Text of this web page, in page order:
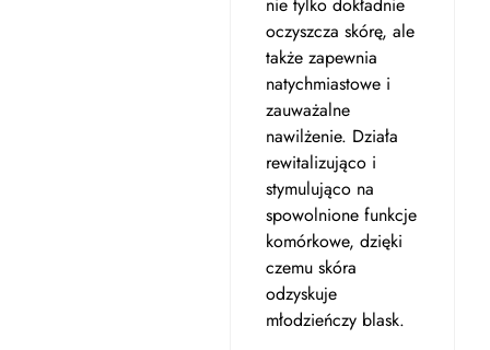
oczyszcza skórę, ale
także zapewnia
natychmiastowe i
zauważalne
nawilżenie. Działa
rewitalizująco i
stymulująco na
spowolnione funkcje
komórkowe, dzięki
czemu skóra
odzyskuje
młodzieńczy blask.